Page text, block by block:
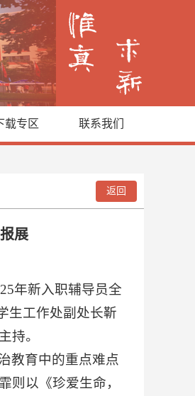
载专区 联系我们
返回
展
年新入职辅导员全
生工作处副处长靳
持。
教育中的重点难点
则以《珍爱生命，